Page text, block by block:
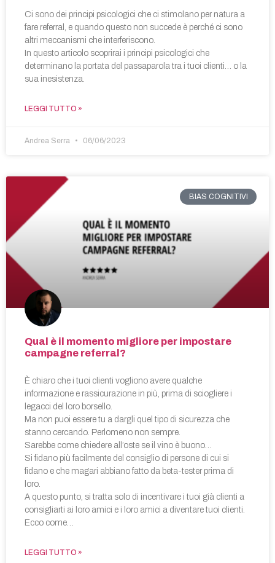
Ci sono dei principi psicologici che ci stimolano per natura a
fare referral, e quando questo non succede è perché ci sono
altri meccanismi che interferiscono.
In questo articolo scoprirai i principi psicologici che
determinano la portata del passaparola tra i tuoi clienti… o la
sua inesistenza.
LEGGI TUTTO »
Andrea Serra 06/06/2023
BIAS COGNITIVI
Qual è il momento migliore per impostare
campagne referral?
È chiaro che i tuoi clienti vogliono avere qualche
informazione e rassicurazione in più, prima di sciogliere i
legacci del loro borsello.
Ma non puoi essere tu a dargli quel tipo di sicurezza che
stanno cercando. Perlomeno non sempre.
Sarebbe come chiedere all’oste se il vino è buono…
Si fidano più facilmente del consiglio di persone di cui si
fidano e che magari abbiano fatto da beta-tester prima di
loro.
A questo punto, si tratta solo di incentivare i tuoi già clienti a
consigliarti ai loro amici e i loro amici a diventare tuoi clienti.
Ecco come…
LEGGI TUTTO »